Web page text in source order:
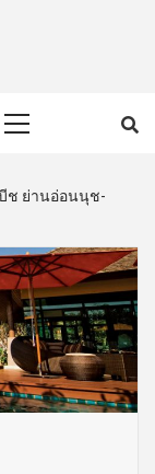
ช ย่านอ่อนนุช-